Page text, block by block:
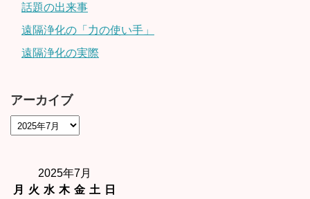
話題の出来事
遠隔浄化の「力の使い手」
遠隔浄化の実際
アーカイブ
2025年7月
月
火 水 木 金 土
日